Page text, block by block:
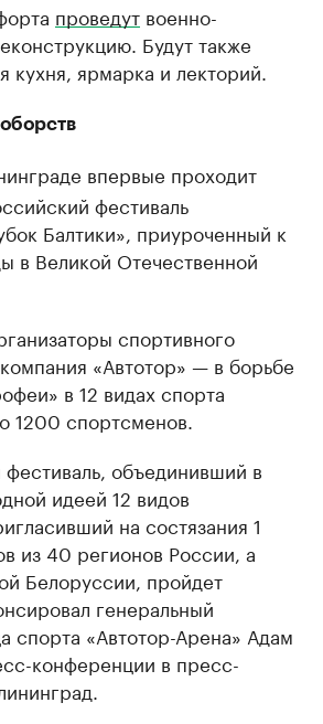
проведут военно-
Будут также
кухня, ярмарка и лекторий.
впервые проходит
фестиваль
Балтики», приуроченный к
в Великой Отечественной
спортивного
«Автотор» — в борьбе
в 12 видах спорта
1200 спортсменов.
объединивший в
идеей 12 видов
на состязания 1
из 40 регионов России, а
Белоруссии, пройдет
генеральный
спорта «Автотор-Арена» Адам
конференции в пресс-